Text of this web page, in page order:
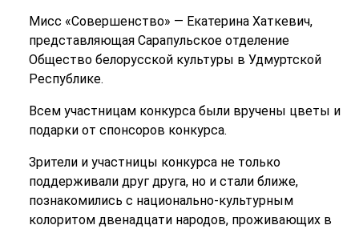
Мисс «Совершенство» — Екатерина Хаткевич,
представляющая Сарапульское отделение
Общество белорусской культуры в Удмуртской
Республике.
Всем участницам конкурса были вручены цветы и
подарки от спонсоров конкурса.
Зрители и участницы конкурса не только
поддерживали друг друга, но и стали ближе,
познакомились с национально-культурным
колоритом двенадцати народов, проживающих в